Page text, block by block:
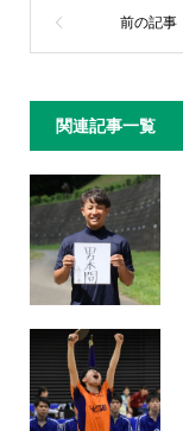
関連記事一覧